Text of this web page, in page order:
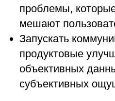
проблемы,
мешают
Запускать
продуктовые
объективных
субъективных